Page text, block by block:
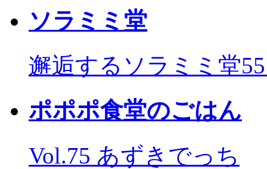
ソラミミ堂
邂逅するソラミミ堂
ポポポ食堂のごはん
Vol.75 あずきでっち